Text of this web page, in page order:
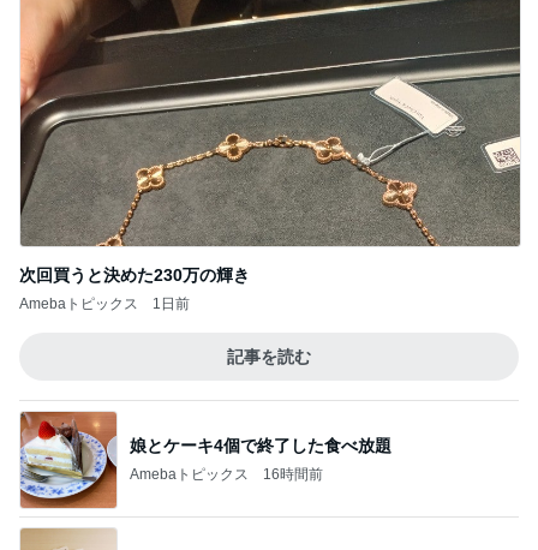
次回買うと決めた230万の輝き
Amebaトピックス 1日前
記事を読む
娘とケーキ4個で終了した食べ放題
Amebaトピックス 16時間前